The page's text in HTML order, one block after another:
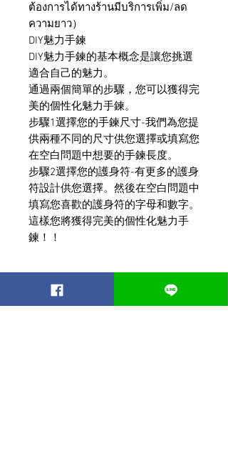
ต้องการได้ทางร้านมีบริการเพิ่ม/ลด
ความยาว）
DIY魅力手鍊
DIY魅力手鍊的基本概念是讓您挑選
適合自己的魅力。
通過兩個簡單的步驟，您可以獲得完
美的個性化魅力手鍊。
步驟1選擇您的手鍊尺寸-我們為您提
供兩種不同的尺寸供您選擇或填寫您
在空白問題中想要的手鍊長度。
步驟2選擇您的護身符-有更多的護身
符設計供您選擇。然後在空白問題中
填寫您喜歡的護身符的字母和數字。
這樣您將獲得完美的個性化魅力手
鍊！！